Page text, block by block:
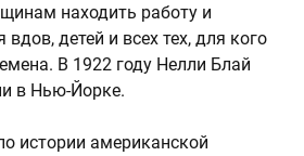
находить работу и
детей и всех тех, для кого
В 1922 году Нелли Блай
в Нью-Йорке.
истории американской